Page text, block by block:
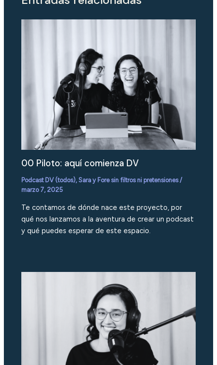
00 Piloto: aquí comienza DV
Podcast DV (todos),Sara y Fore sin filtros ni pretensiones/
marzo 7, 2025
Te contamos de dónde nace este proyecto, por
qué nos lanzamos a la aventura de crear un podcast
y qué puedes esperar de este espacio.